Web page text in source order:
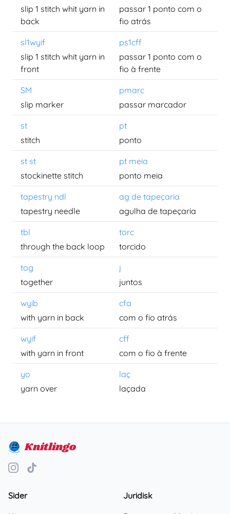
slip 1 stitch whit yarn in
back
passar 1 ponto com o
fio atrás
sl1wyif
ps1cff
slip 1 stitch whit yarn in
front
passar 1 ponto com o
fio à frente
SM
pmarc
slip marker
passar marcador
st
pt
stitch
ponto
st st
pt meia
stockinette stitch
ponto meia
tapestry ndl
ag de tapeçaria
tapestry needle
agulha de tapeçaria
tbl
torc
through the back loop
torcido
tog
j
together
juntos
wyib
cfa
with yarn in back
com o fio atrás
wyif
cff
with yarn in front
com o fio à frente
yo
laç
yarn over
laçada
Knitlingo
Sider
Juridisk